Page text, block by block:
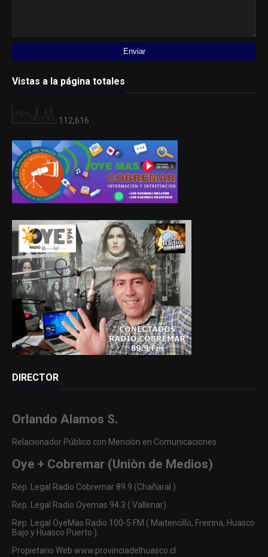
Vistas a la página totales
112,616
DIRECTOR
Orlando Alamos S.
Relacionador Público con Menciòn en Comunicaciones
Oye + Cobremar (Uniòn de Medios)
Rep. Legal Radio Cobremar 89.9 (Chañaral )
Rep. Legal Radio Oyemas 94.3 ( Vallenar)
Rep. Legal OyeMas Radio 100-5 FM ( Maitencillo, Freirina, Huasco
Bajo y Huasco Puerto ).
Propietario Web www.provinciadelhuasco.cl